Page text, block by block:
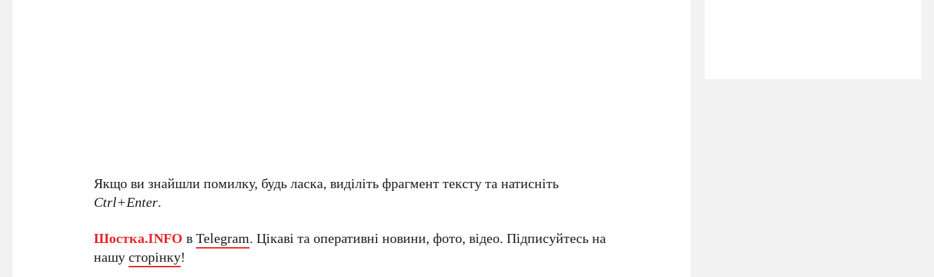
Якщо ви знайшли помилку, будь ласка, виділіть фрагмент тексту та натисніть
Ctrl+Enter.
Шостка.INFO вTelegram. Цікаві та оперативні новини, фото, відео. Підписуйтесь на
нашусторінку!